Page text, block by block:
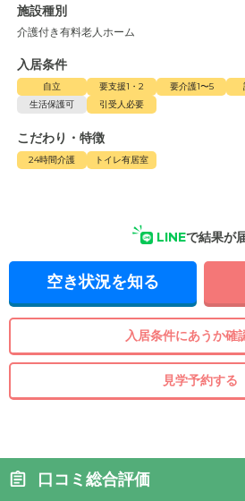
施設種別
介護付き有料老人ホーム
入居条件
自立 要支援1・2 要介護1〜5
生活保護可
引受人必要
こだわり・特徴
24時間介護 トイレ有居室
LINEで結果が
空き状況を知る
入居条件にあうか確
見学予約する
口コミ総合評価